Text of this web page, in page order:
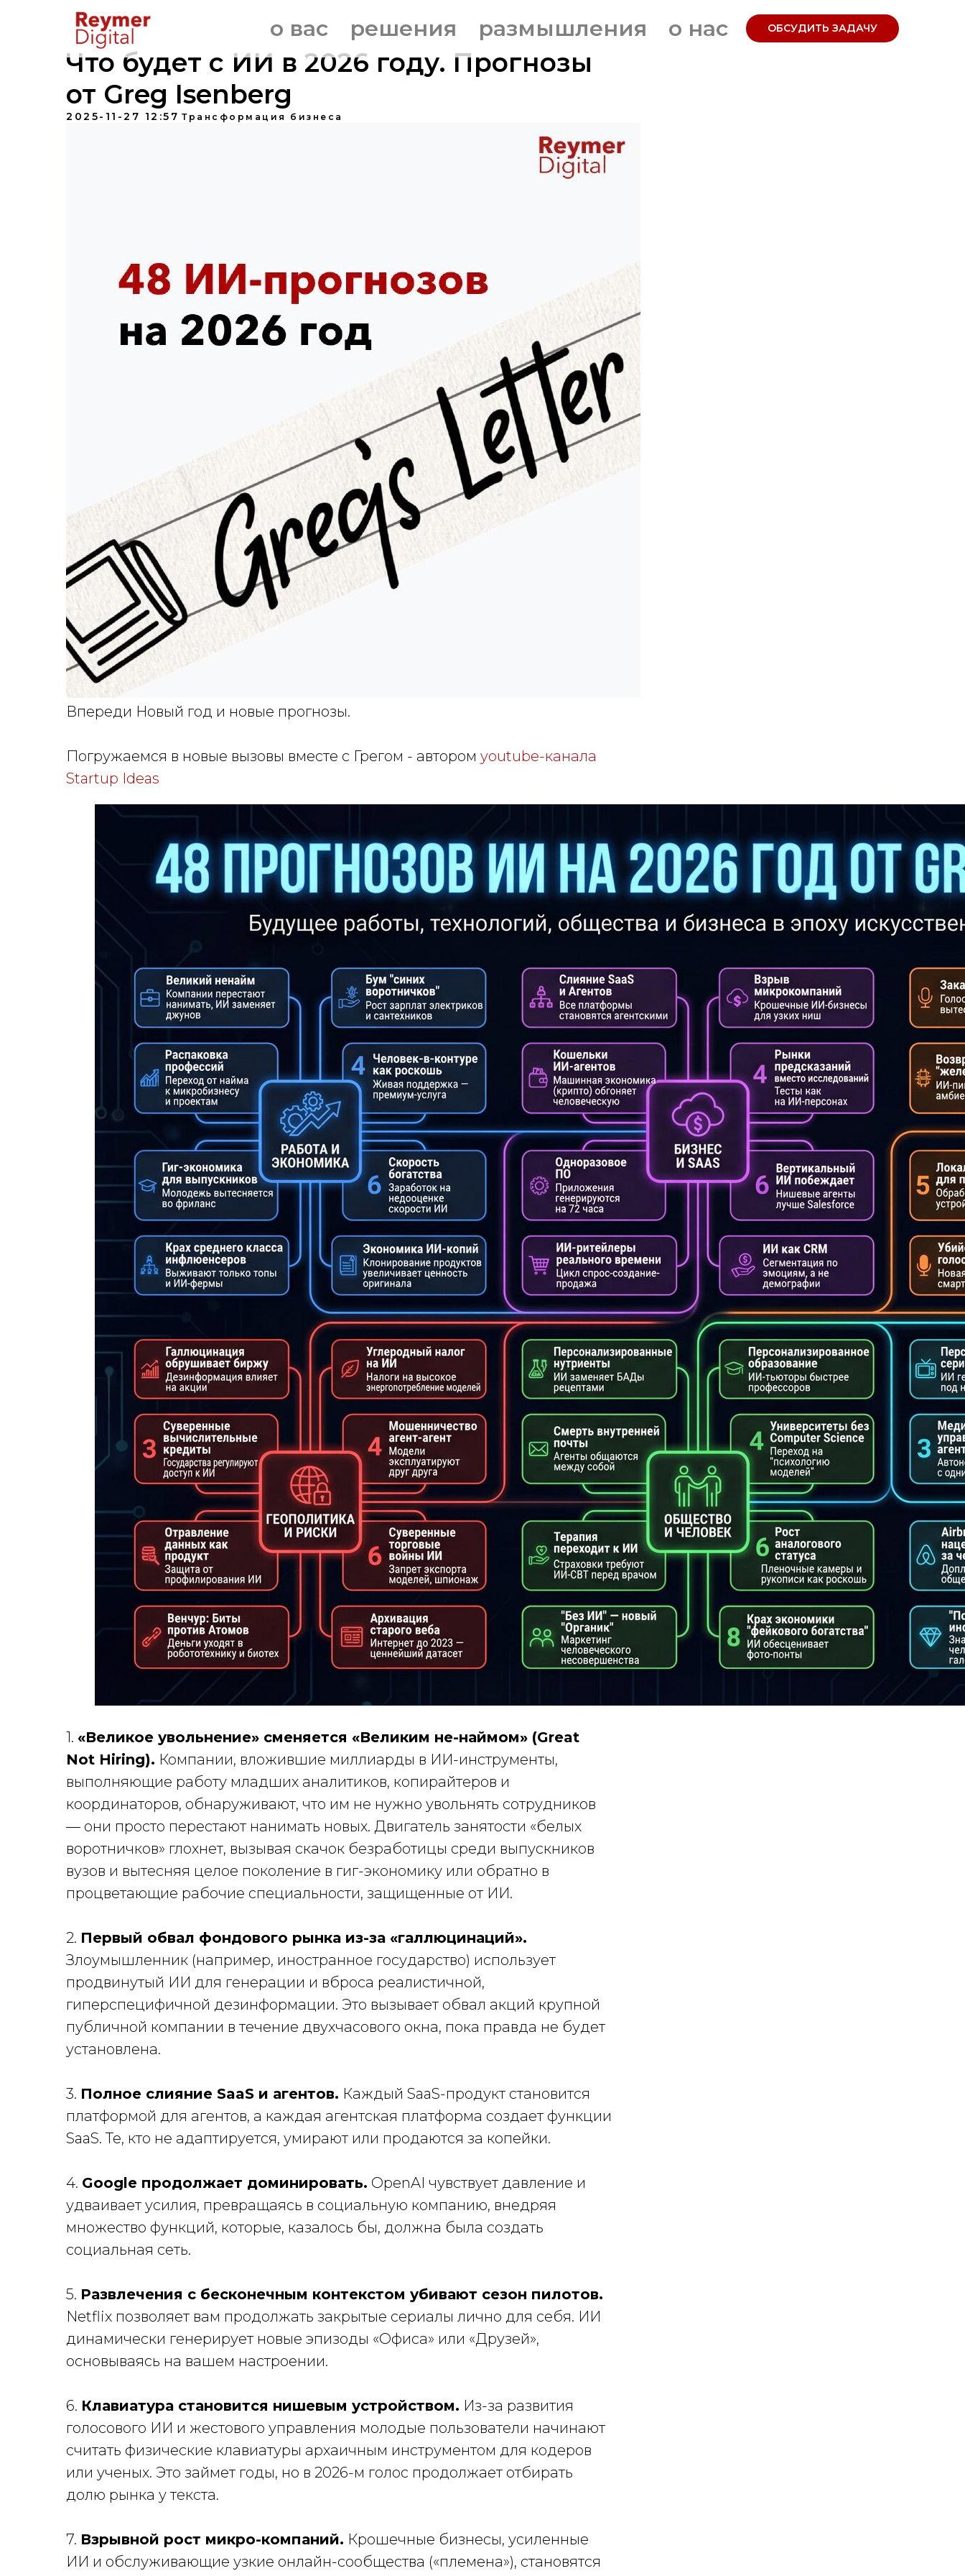
о вас решения размышления о нас ОБСУДИТЬ ЗАДАЧУ
Что будет с ИИ в 2026 году. Прогнозы
от Greg Isenberg
2025-11-27 12:57 Трансформация бизнеса
Впереди Новый год и новые прогнозы.
Погружаемся в новые вызовы вместе с Грегом - автором youtube-канала
Startup Ideas
1. «Великое увольнение» сменяется «Великим не-наймом» (Great
Not Hiring). Компании, вложившие миллиарды в ИИ-инструменты,
выполняющие работу младших аналитиков, копирайтеров и
координаторов, обнаруживают, что им не нужно увольнять сотрудников
— они просто перестают нанимать новых. Двигатель занятости «белых
воротничков» глохнет, вызывая скачок безработицы среди выпускников
вузов и вытесняя целое поколение в гиг-экономику или обратно в
процветающие рабочие специальности, защищенные от ИИ.
2. Первый обвал фондового рынка из-за «галлюцинаций».
Злоумышленник (например, иностранное государство) использует
продвинутый ИИ для генерации и вброса реалистичной,
гиперспецифичной дезинформации. Это вызывает обвал акций крупной
публичной компании в течение двухчасового окна, пока правда не будет
установлена.
3. Полное слияние SaaS и агентов. Каждый SaaS-продукт становится
платформой для агентов, а каждая агентская платформа создает функции
SaaS. Те, кто не адаптируется, умирают или продаются за копейки.
4. Google продолжает доминировать. OpenAI чувствует давление и
удваивает усилия, превращаясь в социальную компанию, внедряя
множество функций, которые, казалось бы, должна была создать
социальная сеть.
5. Развлечения с бесконечным контекстом убивают сезон пилотов.
Netflix позволяет вам продолжать закрытые сериалы лично для себя. ИИ
динамически генерирует новые эпизоды «Офиса» или «Друзей»,
основываясь на вашем настроении.
6. Клавиатура становится нишевым устройством. Из-за развития
голосового ИИ и жестового управления молодые пользователи начинают
считать физические клавиатуры архаичным инструментом для кодеров
или ученых. Это займет годы, но в 2026-м голос продолжает отбирать
долю рынка у текста.
7. Взрывной рост микро-компаний. Крошечные бизнесы, усиленные
ИИ и обслуживающие узкие онлайн-сообщества («племена»), становятся